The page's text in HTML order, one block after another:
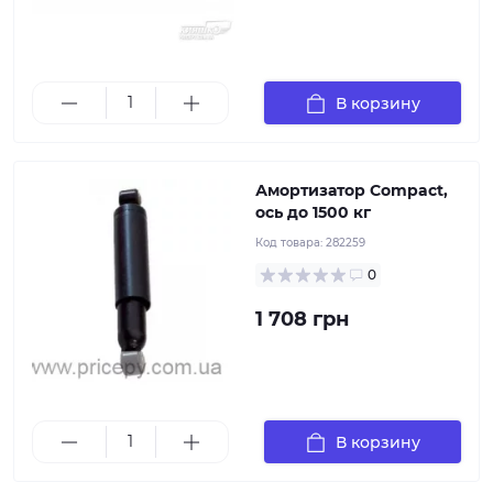
В корзину
предотвращающая попадание грязи между
втулками, обеспечивает более длительную и
Амортизатор Compact,
ось до 1500 кг
Код товара: 282259
0
1 708 грн
В корзину
Рессора Knott Autoflex 2-листовая 6B4590.001
нагрузкой на рессору до 900 кг